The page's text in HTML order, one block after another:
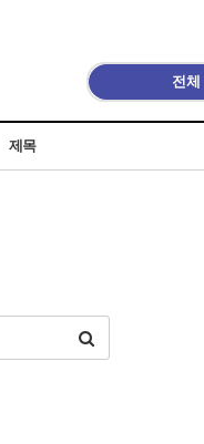
전체
제목